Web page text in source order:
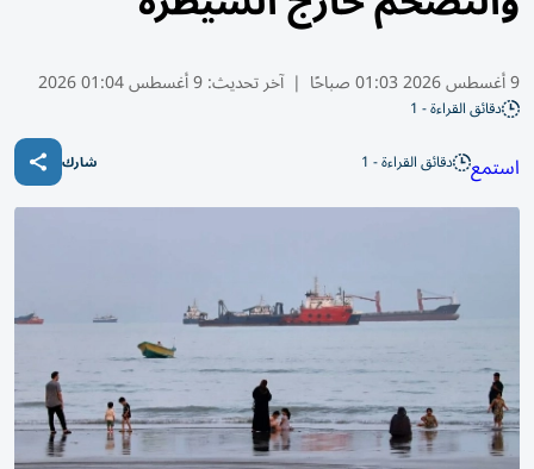
9 أغسطس 2026 01:03 صباحًا | آخر تحديث:9 أغسطس 01:04 2026
دقائق القراءة - 1
استمع دقائق القراءة - 1 شارك